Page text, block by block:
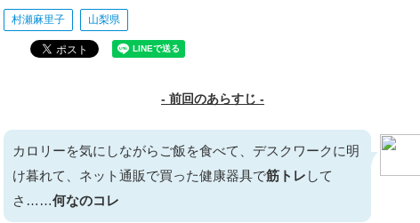
村瀬麻里子 山梨県
- 前回のあらすじ -
カロリーを気にしながらご飯を食べて、デスクワークに明
け暮れて、ネット通販で買った健康器具で筋トレ して
さ……何なのコレ